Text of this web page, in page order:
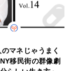
マネじゃうまく
移民街の群像劇